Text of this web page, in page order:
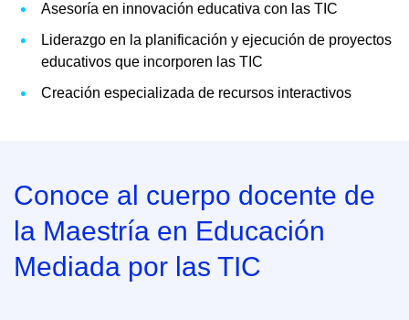
Asesoría en innovación educativa con las TIC
Liderazgo en la planificación y ejecución de proyectos
educativos que incorporen las TIC
Creación especializada de recursos interactivos
Conoce al cuerpo docente de
la Maestría en Educación
Mediada por las TIC